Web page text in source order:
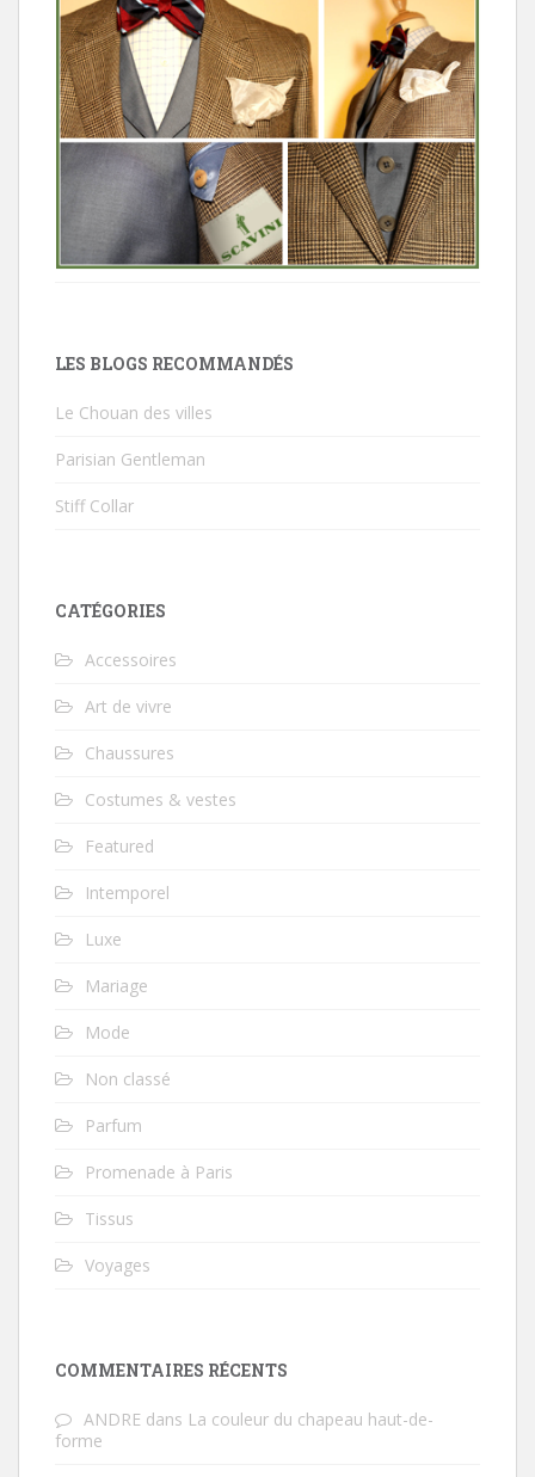
LES BLOGS RECOMMANDÉS
Le Chouan des villes
Parisian Gentleman
Stiff Collar
CATÉGORIES
Accessoires
Art de vivre
Chaussures
Costumes & vestes
Featured
Intemporel
Luxe
Mariage
Mode
Non classé
Parfum
Promenade à Paris
Tissus
Voyages
COMMENTAIRES RÉCENTS
ANDRE dans La couleur du chapeau haut-de-
forme